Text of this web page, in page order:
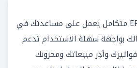
يعد دفترة برنامج ERP متكامل يعمل على مساعدتك في
بواجهة سهلة الاستخدام تدعم
فواتيرك وأدِر مبيعاتك ومخزونك